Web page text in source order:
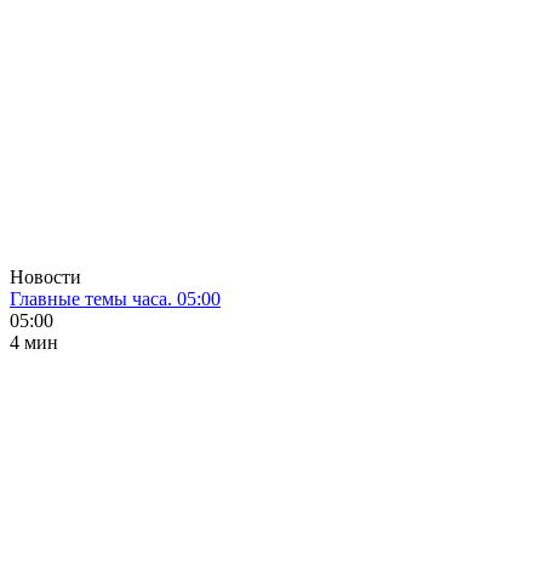
Новости
Главные темы часа. 05:00
05:00
4 мин